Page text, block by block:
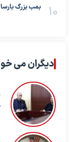
بمب بزرگ
دیگران می